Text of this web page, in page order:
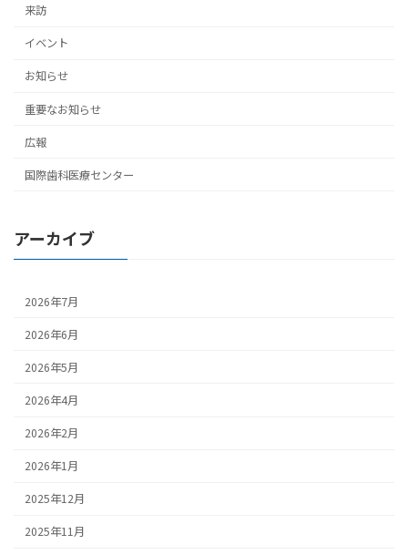
来訪
イベント
お知らせ
重要なお知らせ
広報
国際歯科医療センター
アーカイブ
2026年7月
2026年6月
2026年5月
2026年4月
2026年2月
2026年1月
2025年12月
2025年11月